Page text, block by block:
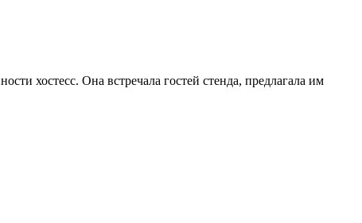
хостесс. Она встречала гостей стенда, предлагала им